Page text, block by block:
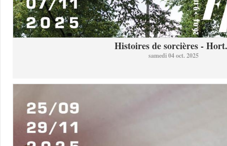
Histoires de sorcières -
samedi 04 oct. 2025